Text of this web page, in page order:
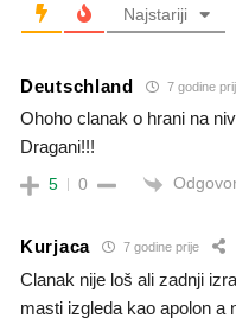
Najstariji
Deutschland 7 godine
Ohoho clanak o hrani na
Dragani!!!
5 0
Kurjaca 7 godine prije
Clanak nije loš ali zadnji
masti izgleda kao apolon a